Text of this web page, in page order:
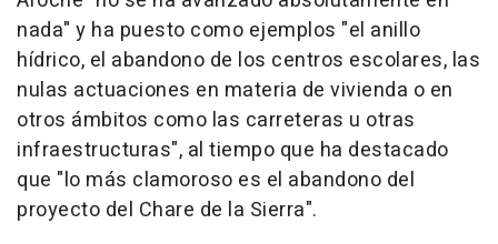
nada" y ha puesto como ejemplos "el anillo
hídrico, el abandono de los centros escolares, las
nulas actuaciones en materia de vivienda o en
otros ámbitos como las carreteras u otras
infraestructuras", al tiempo que ha destacado
que "lo más clamoroso es el abandono del
proyecto del Chare de la Sierra".